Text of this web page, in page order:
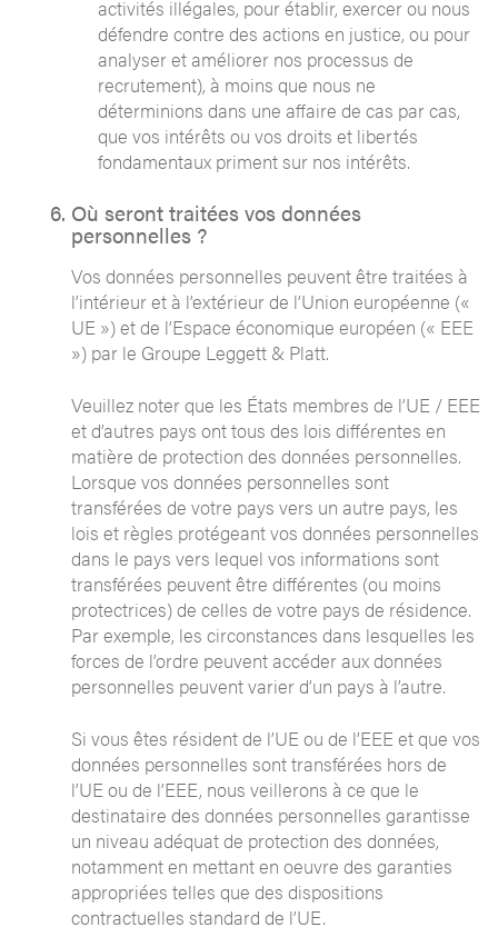
activités illégales, pour établir, exercer ou nous
défendre contre des actions en justice, ou pour
analyser et améliorer nos processus de
recrutement), à moins que nous ne
déterminions dans une affaire de cas par cas,
que vos intérêts ou vos droits et libertés
fondamentaux priment sur nos intérêts.
Où seront traitées vos données
personnelles ?
Vos données personnelles peuvent être traitées à
l’intérieur et à l’extérieur de l’Union européenne («
UE ») et de l’Espace économique européen (« EEE
») par le Groupe Leggett & Platt.
Veuillez noter que les États membres de l’UE / EEE
et d’autres pays ont tous des lois différentes en
matière de protection des données personnelles.
Lorsque vos données personnelles sont
transférées de votre pays vers un autre pays, les
lois et règles protégeant vos données personnelles
dans le pays vers lequel vos informations sont
transférées peuvent être différentes (ou moins
protectrices) de celles de votre pays de résidence.
Par exemple, les circonstances dans lesquelles les
forces de l’ordre peuvent accéder aux données
personnelles peuvent varier d’un pays à l’autre.
Si vous êtes résident de l’UE ou de l’EEE et que vos
données personnelles sont transférées hors de
l’UE ou de l’EEE, nous veillerons à ce que le
destinataire des données personnelles garantisse
un niveau adéquat de protection des données,
notamment en mettant en oeuvre des garanties
appropriées telles que des dispositions
contractuelles standard de l’UE.